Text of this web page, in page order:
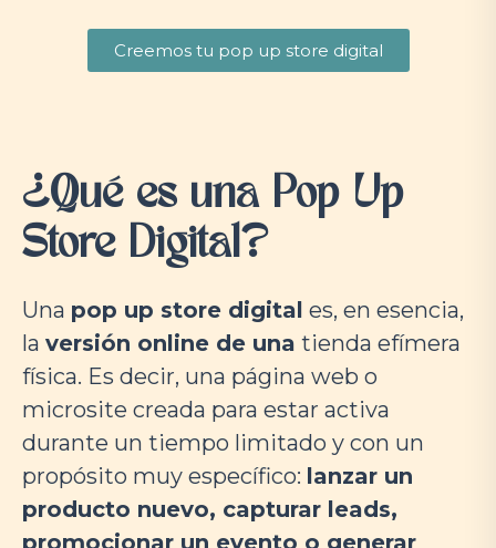
Creemos tu pop up store digital
¿Qué es una Pop Up
Store Digital?
Una pop up store digital es, en esencia,
la versión online de una tienda efímera
física. Es decir, una página web o
microsite creada para estar activa
durante un tiempo limitado y con un
propósito muy específico: lanzar un
producto nuevo, capturar leads,
promocionar un evento o generar